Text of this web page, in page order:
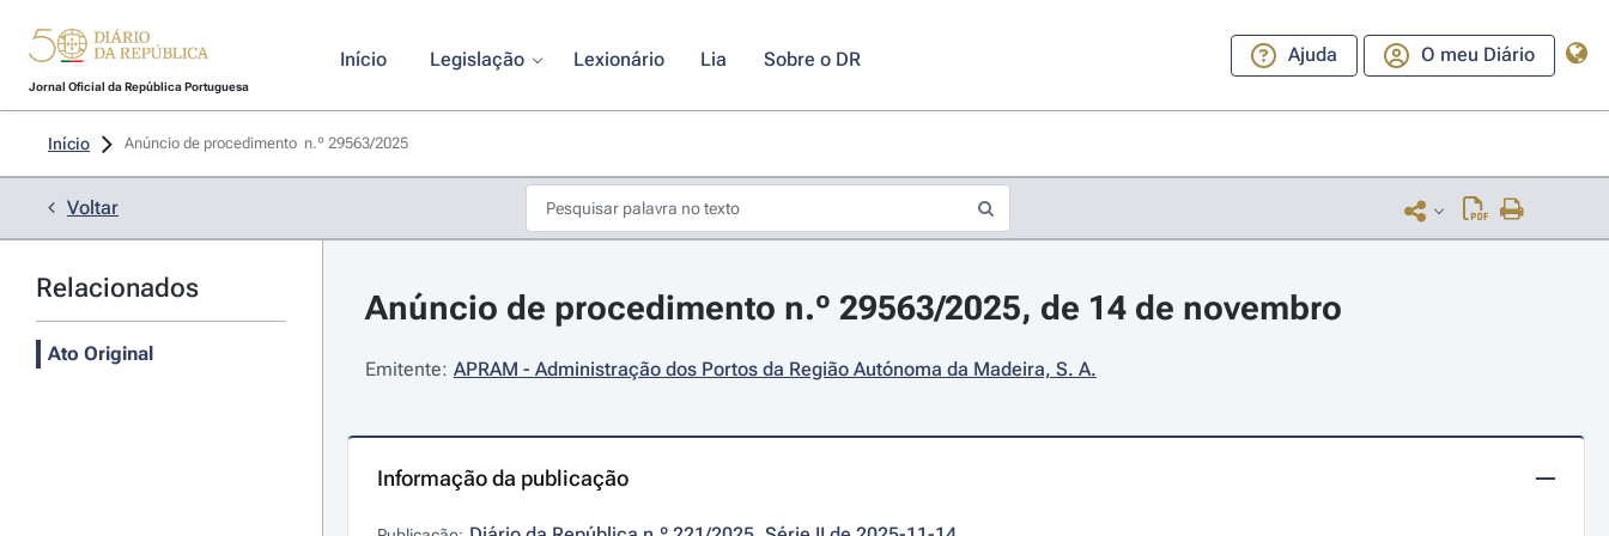
Jornal Oficial da República Portuguesa
Início Legislação Lexionário Lia Sobre o DR Ajuda O meu Diário
Início Anúncio de procedimento  n.º 29563/2025
Voltar
Relacionados
Ato Original
Anúncio de procedimento n.º 29563/2025, de 14 de novembro
Emitente: APRAM - Administração dos Portos da Região Autónoma da Madeira, S. A.
Informação da publicação